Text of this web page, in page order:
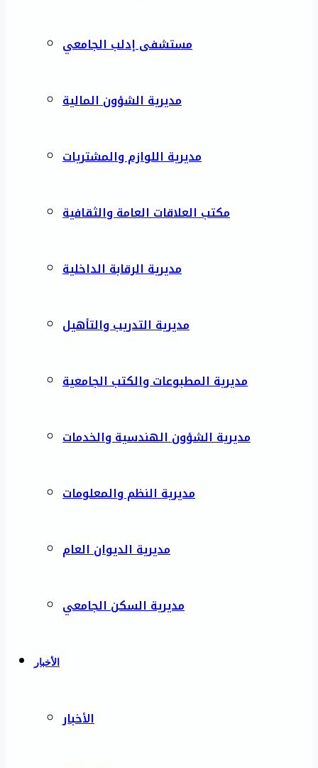
مستشفى إدلب الجامعي
مديرية الشؤون المالية
مديرية اللوازم والمشتريات
مكتب العلاقات العامة والثقافية
مديرية الرقابة الداخلية
مديرية التدريب والتأهيل
مديرية المطبوعات والكتب الجامعية
مديرية الشؤون الهندسية والخدمات
مديرية النظم والمعلومات
مديرية الديوان العام
مديرية السكن الجامعي
الأخبار
الأخبار